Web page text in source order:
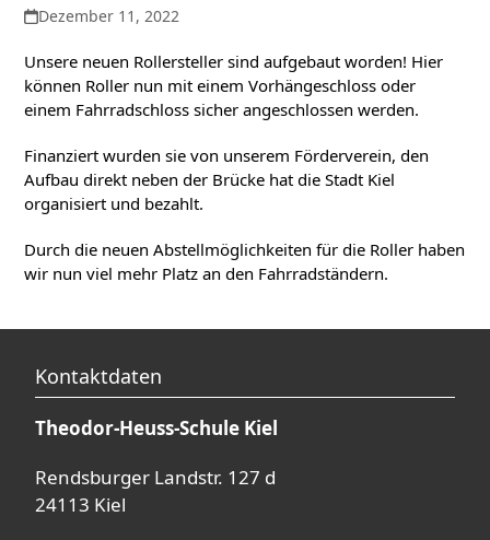
Dezember 11, 2022
Unsere neuen Rollersteller sind aufgebaut worden! Hier
können Roller nun mit einem Vorhängeschloss oder
einem Fahrradschloss sicher angeschlossen werden.
Finanziert wurden sie von unserem Förderverein, den
Aufbau direkt neben der Brücke hat die Stadt Kiel
organisiert und bezahlt.
Durch die neuen Abstellmöglichkeiten für die Roller haben
wir nun viel mehr Platz an den Fahrradständern.
Kontaktdaten
Theodor-Heuss-Schule Kiel
Rendsburger Landstr. 127 d
24113 Kiel